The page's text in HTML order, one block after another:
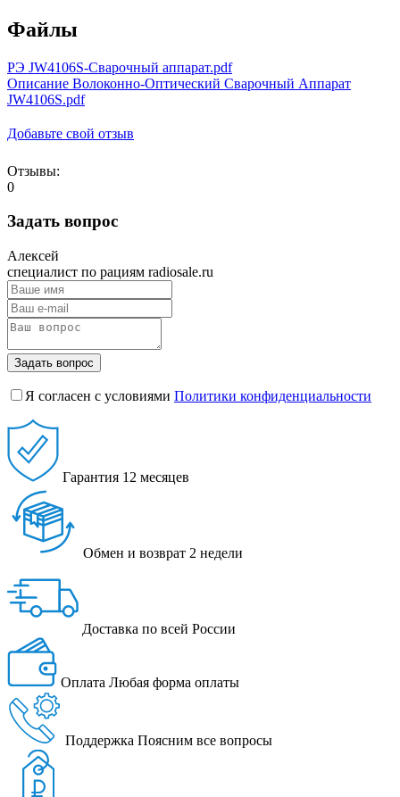
Файлы
РЭ JW4106S-Сварочный аппарат.pdf
Описание Волоконно-Оптический Сварочный Аппарат
JW4106S.pdf
Добавьте свой отзыв
Отзывы:
0
Задать вопрос
Алексей
специалист по рациям radiosale.ru
Задать вопрос
Я согласен с условиями Политики конфиденциальности
Гарантия 12 месяцев
Обмен и возврат 2 недели
Доставка по всей России
Оплата Любая форма оплаты
Поддержка Поясним все вопросы